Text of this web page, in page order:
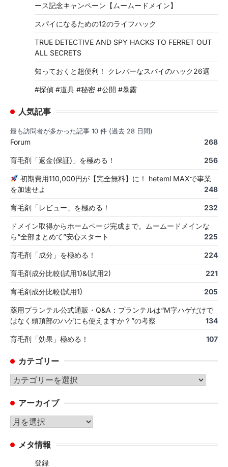
ース記念キャンペーン【ムームードメイン】
スパイになるための12のライフハック
TRUE DETECTIVE AND SPY HACKS TO FERRET OUT
ALL SECRETS
知っておくと超便利！ クレバーなスパイのハック26選
#探偵 #道具 #秘密 #公開 #暴露
人気記事
最も訪問者が多かった記事 10 件 (過去 28 日間)
Forum 268
育毛剤「返金(保証)」を極める！ 256
初期費用110,000円が【完全無料】に！ heteml MAXで事業
を加速せよ
248
育毛剤「レビュー」を極める！ 232
ドメイン取得からホームページ完成まで。ムームードメインな
ら“全部まとめて”安心スタート
225
育毛剤「成分」を極める！ 224
育毛剤成分比較(試用1)&(試用2) 221
育毛剤成分比較(試用1) 205
薬用プランテル公式通販・Q&A：プランテルは“M字ハゲだけで
はなく頭頂部のハゲにも使えますか？”の考察
134
育毛剤「効果」極める！ 107
カテゴリー
カ
ゴ
リ
ー
アーカイブ
ア
カ メタ情報
登録